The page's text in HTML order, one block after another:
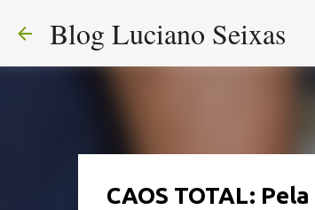
Blog Luciano Seixas
CAOS TOTAL: